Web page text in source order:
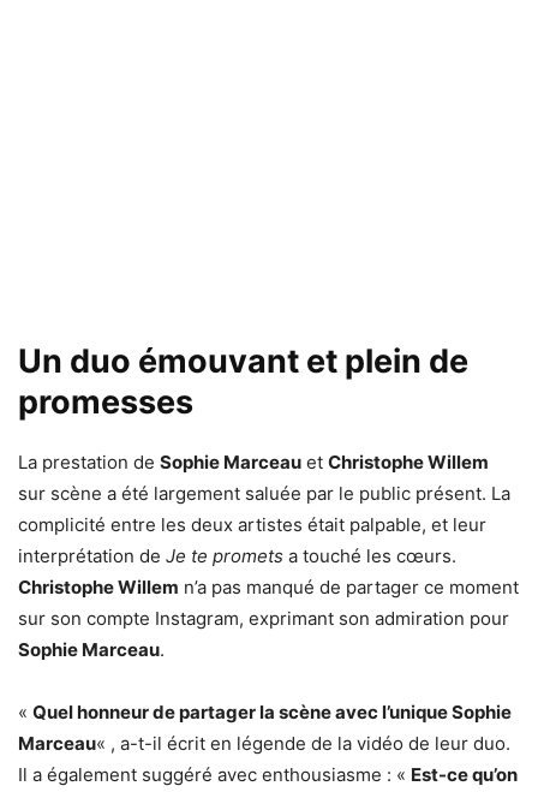
Un duo émouvant et plein de
promesses
La prestation de Sophie Marceau et Christophe Willem
sur scène a été largement saluée par le public présent. La
complicité entre les deux artistes était palpable, et leur
interprétation de Je te promets a touché les cœurs.
Christophe Willem n’a pas manqué de partager ce moment
sur son compte Instagram, exprimant son admiration pour
Sophie Marceau.
« Quel honneur de partager la scène avec l’unique Sophie
Marceau« , a-t-il écrit en légende de la vidéo de leur duo.
Il a également suggéré avec enthousiasme : « Est-ce qu’on